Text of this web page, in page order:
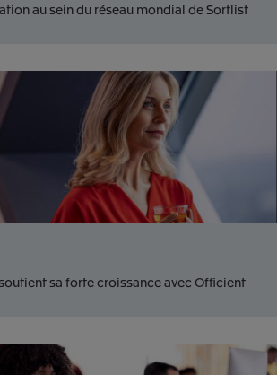
au sein du réseau mondial de Sortlist
sa forte croissance avec Officient